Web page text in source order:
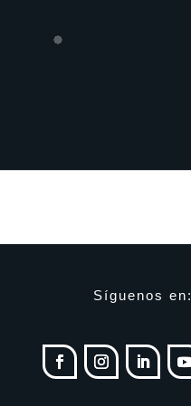
Síguenos en: